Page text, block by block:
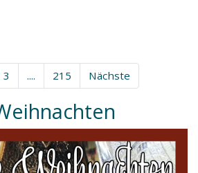
3 .... 215 Nächste